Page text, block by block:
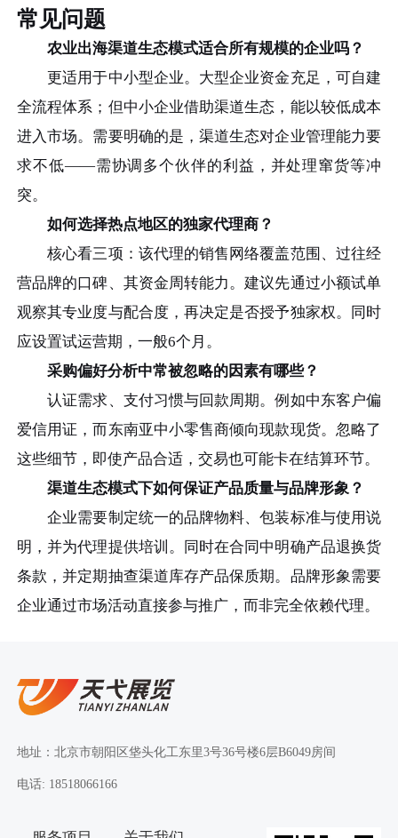
常见问题
农业出海渠道生态模式适合所有规模的企业吗？
更适用于中小型企业。大型企业资金充足，可自建
全流程体系；但中小企业借助渠道生态，能以较低成本
进入市场。需要明确的是，渠道生态对企业管理能力要
求不低——需协调多个伙伴的利益，并处理窜货等冲
突。
如何选择热点地区的独家代理商？
核心看三项：该代理的销售网络覆盖范围、过往经
营品牌的口碑、其资金周转能力。建议先通过小额试单
观察其专业度与配合度，再决定是否授予独家权。同时
应设置试运营期，一般6个月。
采购偏好分析中常被忽略的因素有哪些？
认证需求、支付习惯与回款周期。例如中东客户偏
爱信用证，而东南亚中小零售商倾向现款现货。忽略了
这些细节，即使产品合适，交易也可能卡在结算环节。
渠道生态模式下如何保证产品质量与品牌形象？
企业需要制定统一的品牌物料、包装标准与使用说
明，并为代理提供培训。同时在合同中明确产品退换货
条款，并定期抽查渠道库存产品保质期。品牌形象需要
企业通过市场活动直接参与推广，而非完全依赖代理。
地址：北京市朝阳区垡头化工东里3号36号楼6层B6049房间
电话: 18518066166